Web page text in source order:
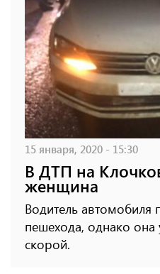
15 января, 2020 - 15:30
В ДТП на
женщина
Водитель автомобиля
пешехода, однако
скорой.